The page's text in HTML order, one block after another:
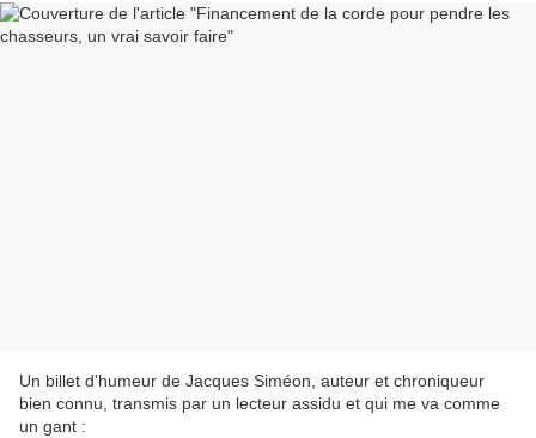
Un billet d'humeur de Jacques Siméon, auteur et chroniqueur
bien connu, transmis par un lecteur assidu et qui me va comme
un gant :